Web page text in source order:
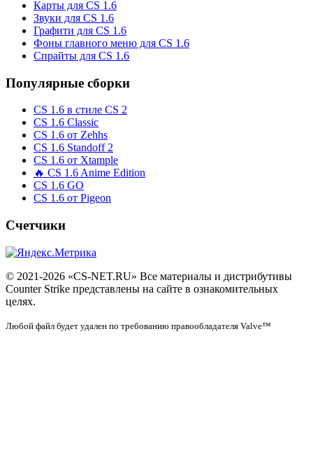
Карты для CS 1.6
Звуки для CS 1.6
Графити для CS 1.6
Фоны главного меню для CS 1.6
Спрайты для CS 1.6
Популярные сборки
CS 1.6 в стиле CS 2
CS 1.6 Classic
CS 1.6 от Zehhs
CS 1.6 Standoff 2
CS 1.6 от Xtample
🔥 CS 1.6 Anime Edition
CS 1.6 GO
CS 1.6 от Pigeon
Счетчики
© 2021-2026 «CS-NET.RU» Все материалы и дистрибутивы
Counter Strike представлены на сайте в ознакомительных
целях.
Любой файл будет удален по требованию правообладателя Valve™